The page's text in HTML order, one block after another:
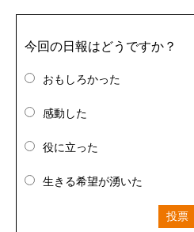
今回の日報はどうですか？
おもしろかった
感動した
役に立った
生きる希望が湧いた
投票